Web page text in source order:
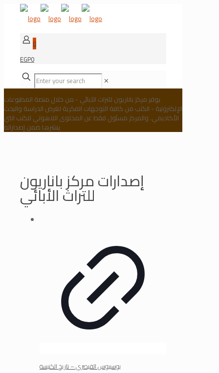
0
EGP0
✕
يوفر مركز باناريون للتراث الآبائي - من خلال منصة المطبوعات
الإلكترونية - الكتب من كافة التوجهات الفكرية لغرض الدراسة والبحث
الأكاديمي. والمركز مسئول فقط عن المحتوى اللاهوتي للكتب التي
ينشرها ضمن إصداراته
إصدارات مركز باناريون
للتراث الأبائي
يوسبيوس القيصري – تاريخ الكنيسة